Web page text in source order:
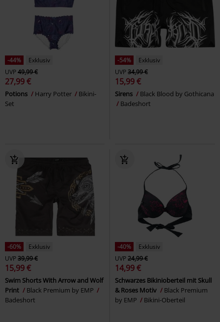
-44%
Exklusiv
UVP49,99 €
27,99 €
Potions Harry Potter
Bikini-
Set
-54%
Exklusiv
UVP34,99 €
15,99 €
Sirens
Black Blood by Gothicana
Badeshort
-60%
Exklusiv
UVP39,99 €
15,99 €
Swim Shorts With Arrow and Wolf
Print
Black Premium by EMP
Badeshort
-40%
Exklusiv
UVP24,99 €
14,99 €
Schwarzes Bikinioberteil mit Skull
& Roses Motiv
Black Premium
by EMP
Bikini-Oberteil